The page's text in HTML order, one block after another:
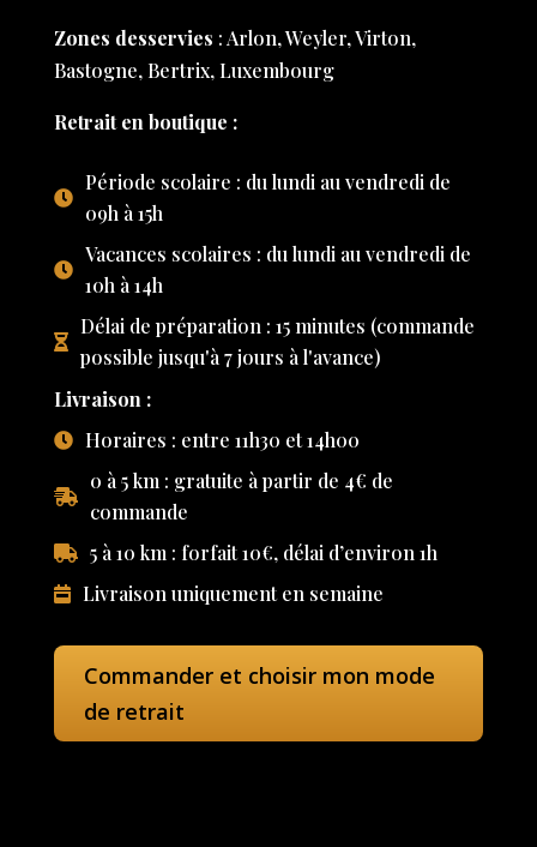
Zones desservies : Arlon, Weyler, Virton,
Bastogne, Bertrix, Luxembourg
Retrait en boutique :
Période scolaire : du lundi au vendredi de
09h à 15h
Vacances scolaires : du lundi au vendredi de
10h à 14h
Délai de préparation : 15 minutes (commande
possible jusqu'à 7 jours à l'avance)
Livraison :
Horaires : entre 11h30 et 14h00
0 à 5 km : gratuite à partir de 4€ de
commande
5 à 10 km : forfait 10€, délai d’environ 1h
Livraison uniquement en semaine
Commander et choisir mon mode
de retrait